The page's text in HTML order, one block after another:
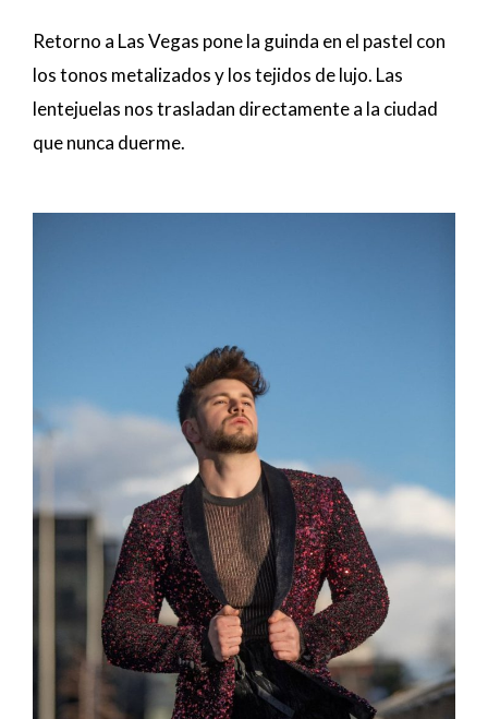
Retorno a Las Vegas pone la guinda en el pastel con
los tonos metalizados y los tejidos de lujo. Las
lentejuelas nos trasladan directamente a la ciudad
que nunca duerme.